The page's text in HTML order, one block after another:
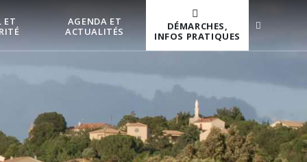
ET
AGENDA ET
ACTUALITÉS
DÉMARCHES,
INFOS PRATIQUES